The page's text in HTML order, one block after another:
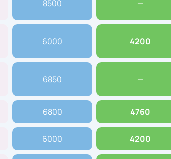
8500 —
6000 4200
6850 —
6800 4760
6000 4200